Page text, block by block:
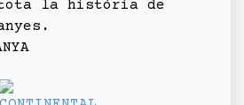
la història de